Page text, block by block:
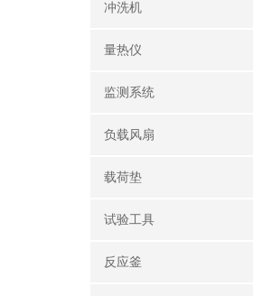
冲洗机
量热仪
监测系统
负载风扇
载荷垫
试验工具
反应釜